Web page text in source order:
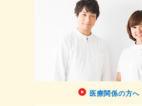
医療関係の方へ